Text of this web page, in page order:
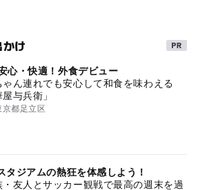
け
心・快適！外食デビュー
ゃん連れでも安心して和食を味わえる
屋与兵衛」
京都足立区
ジアムの熱狂を体感しよう！
・友人とサッカー観戦で最高の週末を過